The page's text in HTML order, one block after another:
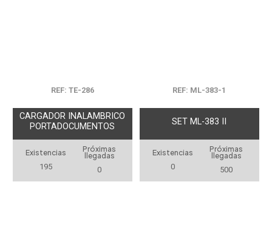
REF: TE-286
CARGADOR INALAMBRICO
PORTADOCUMENTOS
Existencias
195
Próximas
llegadas
0
REF: ML-383-1
SET ML-383 II
Existencias
0
Próximas
llegadas
500